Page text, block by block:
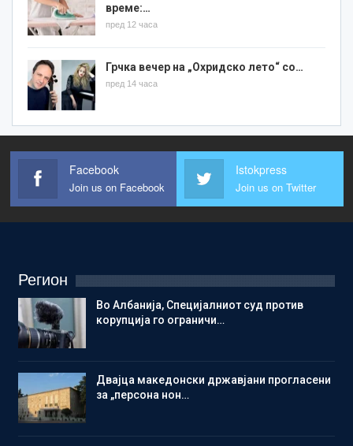
време:…
пред 12 часа
Грчка вечер на „Охридско лето“ со…
пред 14 часа
Facebook
Join us on Facebook
Istokpress
Join us on Twitter
Регион
Во Албанија, Специјалниот суд против
корупција го ограничи…
Двајца македонски државјани прогласени
за „персона нон…